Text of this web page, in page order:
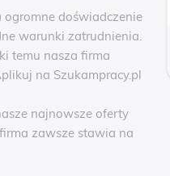
ogromne doświadczenie
warunki zatrudnienia.
temu nasza firma
na Szukampracy.pl
najnowsze oferty
zawsze stawia na